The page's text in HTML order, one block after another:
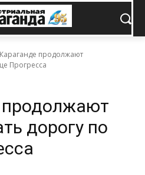
продолжают
Прогресса
продолжают
дорогу по